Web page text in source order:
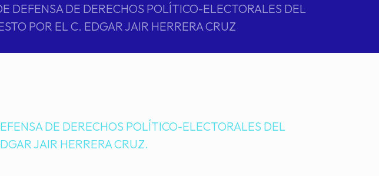
DEFENSA DE DERECHOS POLÍTICO-ELECTORALES DEL
POR EL C. EDGAR JAIR HERRERA CRUZ
DE DERECHOS POLÍTICO-ELECTORALES DEL
JAIR HERRERA CRUZ.